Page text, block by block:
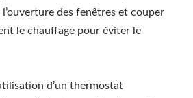
des fenêtres et couper
le chauffage pour éviter le
d’un thermostat